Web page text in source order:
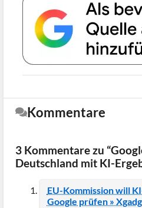
Kommentare
3 Kommentare zu
Deutschland mit KI-
EU-Kommission will
Google prüfen »